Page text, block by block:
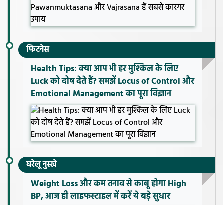
फिटनेस
Health Tips: क्या आप भी हर मुश्किल के लिए
Luck को दोष देते हैं? समझें Locus of Control और
Emotional Management का पूरा विज्ञान
घरेलू नुस्खे
Weight Loss और कम तनाव से काबू होगा High
BP, आज ही लाइफस्टाइल में करें ये बड़े सुधार